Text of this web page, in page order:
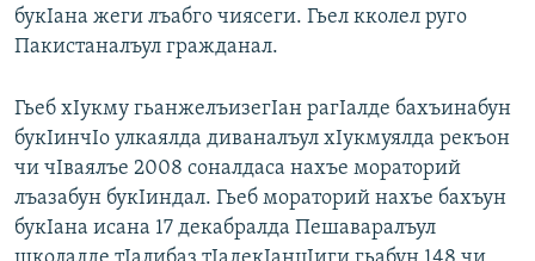
Все сайты РСЕ/РС
букIана жеги лъабго чиясеги. Гьел кколел руго
Пакистаналъул гражданал.
Гьеб хIукму гьанжелъизегIан рагIалде бахъинабун
букIинчIо улкаялда диваналъул хIукмуялда рекъон
чи чIваялъе 2008 соналдаса нахъе мораторий
лъазабун букIиндал. Гьеб мораторий нахъе бахъун
букIана исана 17 декабралда Пешаваралъул